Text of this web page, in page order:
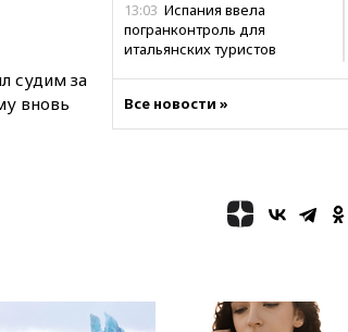
13:03 Испания ввела
погранконтроль для
итальянских туристов
12:27Возгорание на Ильском
НПЗ, вызванное атакой БПЛА,
При столкновении
10:27
Движение по трассе
«Новороссия» восстановлено
Все новости »
судим за
вновь